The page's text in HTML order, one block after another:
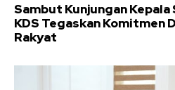
Sambut Kunjungan
KDS Tegaskan Komitmen
Rakyat